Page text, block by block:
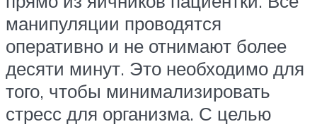
манипуляции проводятся
оперативно и не отнимают более
десяти минут. Это необходимо для
того, чтобы минимализировать
стресс для организма. С целью